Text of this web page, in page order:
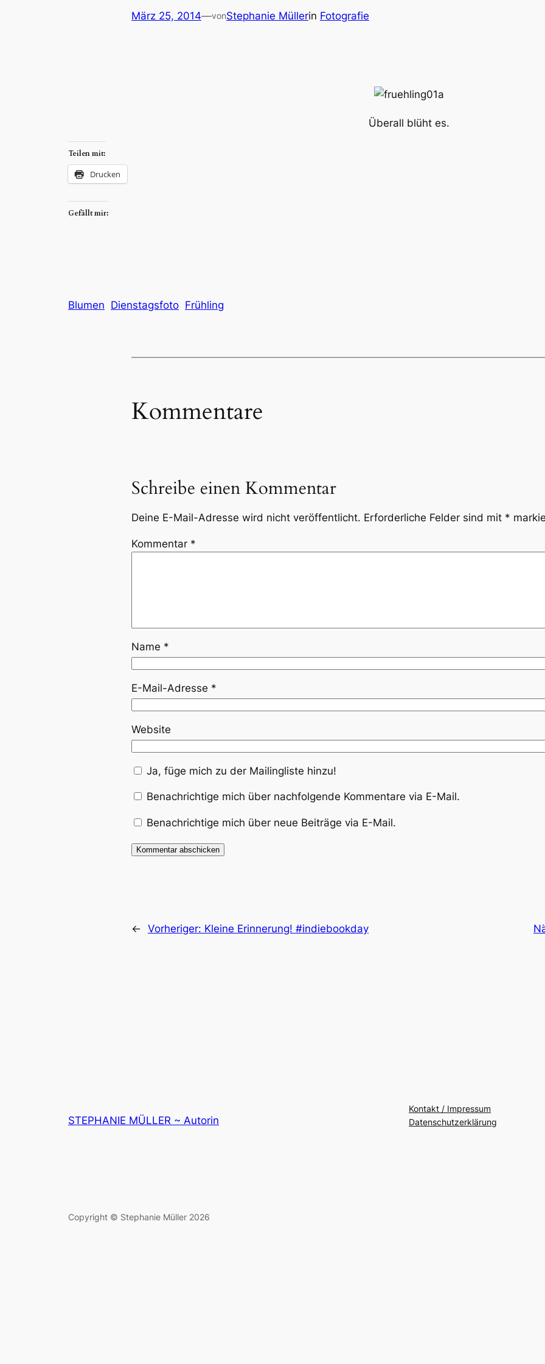
März 25, 2014—vonStephanie Müllerin Fotografie
Überall blüht es.
Teilen mit:
Drucken
Gefällt mir:
Blumen Dienstagsfoto Frühling
Kommentare
Schreibe einen Kommentar
Deine E-Mail-Adresse wird nicht veröffentlicht. Erforderliche Felder sind mit *
Kommentar *
Name *
E-Mail-Adresse *
Website
Ja, füge mich zu der Mailingliste hinzu!
Benachrichtige mich über nachfolgende Kommentare via E-Mail.
Benachrichtige mich über neue Beiträge via E-Mail.
← Vorheriger: Kleine Erinnerung! #indiebookday
STEPHANIE MÜLLER ~ Autorin
Kontakt / Impressum
Datenschutzerklärung
Copyright © Stephanie Müller 2026